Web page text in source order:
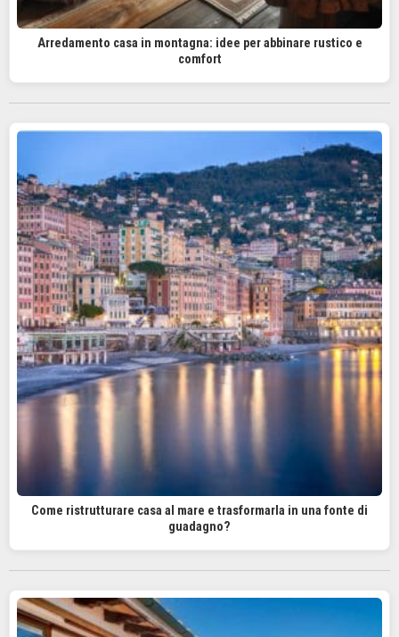
Arredamento casa in montagna: idee per abbinare rustico e
comfort
Come ristrutturare casa al mare e trasformarla in una fonte di
guadagno?